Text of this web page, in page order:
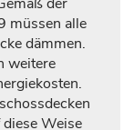
müssen alle
dämmen.
weitere
Weise